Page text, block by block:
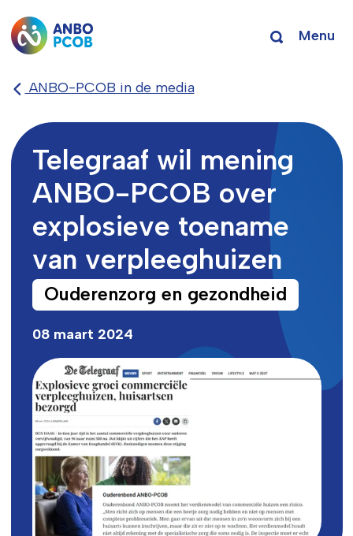
Menu
ANBO-PCOB in de media
Telegraaf wil mening
ANBO-PCOB over
explosieve toename
van verpleeghuizen
Ouderenzorg en gezondheid
08 maart 2024